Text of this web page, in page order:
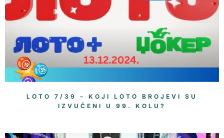
LOTO 7/39 – KOJI LOTO BROJEVI SU
IZVUČENI U 99. KOLU?